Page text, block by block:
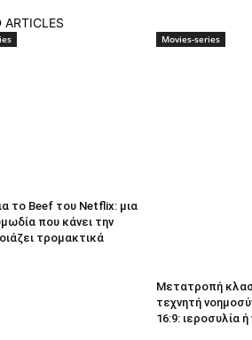
ARTICLES
το Beef του Netflix: μια
που κάνει την
τρομακτικά
Movies-series
Μετατροπή
τεχνητή
16:9: ιεροσυλία